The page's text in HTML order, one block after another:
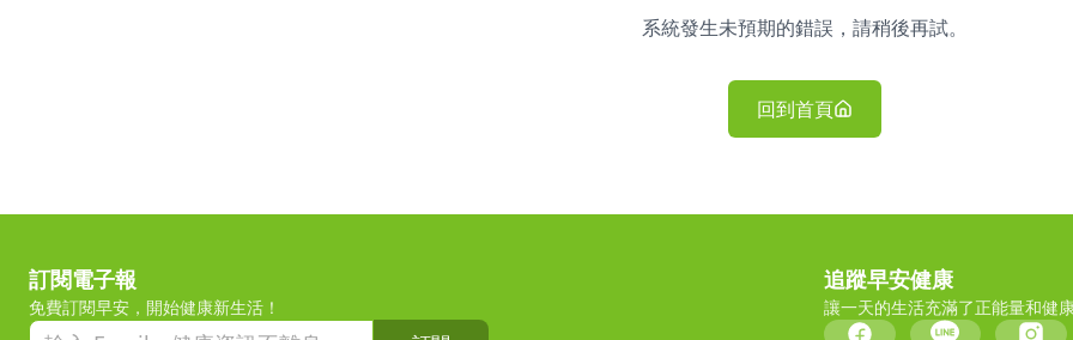
系統發生未預期的錯誤，請稍後再試。
回到首頁
訂閱電子報
免費訂閱早安，開始健康新生活！
追蹤早安健康
讓一天的生活充滿了正能量和健